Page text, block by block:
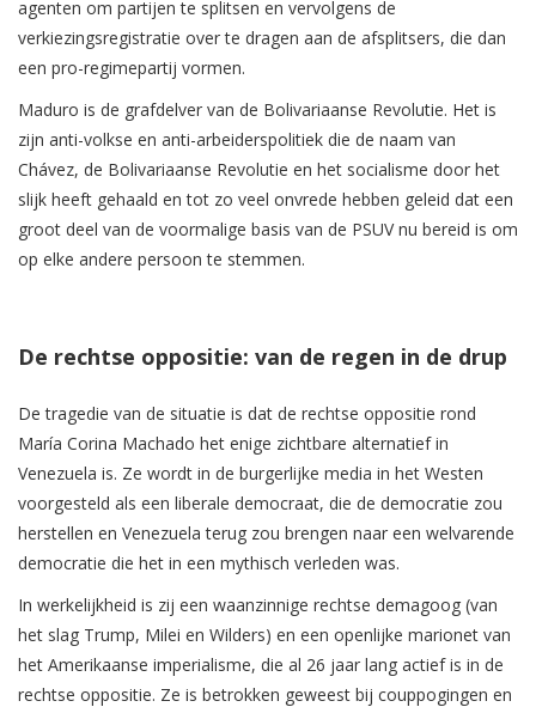
agenten om partijen te splitsen en vervolgens de
verkiezingsregistratie over te dragen aan de afsplitsers, die dan
een pro-regimepartij vormen.
Maduro is de grafdelver van de Bolivariaanse Revolutie. Het is
zijn anti-volkse en anti-arbeiderspolitiek die de naam van
Chávez, de Bolivariaanse Revolutie en het socialisme door het
slijk heeft gehaald en tot zo veel onvrede hebben geleid dat een
groot deel van de voormalige basis van de PSUV nu bereid is om
op elke andere persoon te stemmen.
De rechtse oppositie: van de regen in de drup
De tragedie van de situatie is dat de rechtse oppositie rond
María Corina Machado het enige zichtbare alternatief in
Venezuela is. Ze wordt in de burgerlijke media in het Westen
voorgesteld als een liberale democraat, die de democratie zou
herstellen en Venezuela terug zou brengen naar een welvarende
democratie die het in een mythisch verleden was.
In werkelijkheid is zij een waanzinnige rechtse demagoog (van
het slag Trump, Milei en Wilders) en een openlijke marionet van
het Amerikaanse imperialisme, die al 26 jaar lang actief is in de
rechtse oppositie. Ze is betrokken geweest bij couppogingen en